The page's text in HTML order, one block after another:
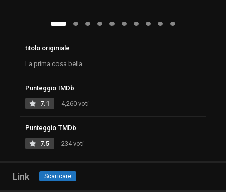
titolo originiale
La prima cosa bella
Punteggio IMDb
7.1 4,260 voti
Punteggio TMDb
7.5 234 voti
Link Scaricare